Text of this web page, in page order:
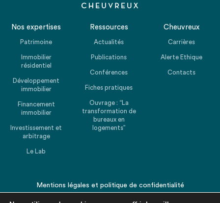
Nos expertises
Patrimoine
Immobilier
résidentiel
Développement
immobilier
Financement
immobilier
Investissement et
arbitrage
Le Lab
Ressources
Actualités
Publications
Conférences
Fiches pratiques
Ouvrage : “La
transformation de
bureaux en
logements”
Cheuvreux
Carrières
Alerte Ethique
Contacts
Mentions légales et politique de confidentialité